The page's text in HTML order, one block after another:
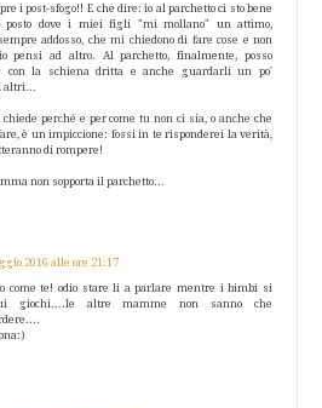
i post-sfogo!! E che dire: io al parchetto ci sto bene
posto dove i miei figli "mi mollano" un attimo,
addosso, che mi chiedono di fare cose e non
pensi ad altro. Al parchetto, finalmente, posso
con la schiena dritta e anche guardarli un po'
altri...
perché e per come tu non ci sia, o anche che
è un impiccione: fossi in te risponderei la verità,
di rompere!
non sopporta il parchetto...
2016 alle ore 21:17
come te! odio stare li a parlare mentre i bimbi si
giochi....le altre mamme non sanno che